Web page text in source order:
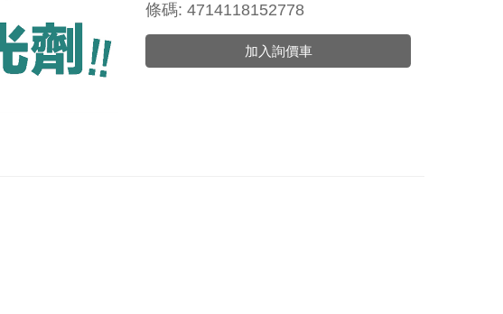
條碼: 4714118152778
加入詢價車